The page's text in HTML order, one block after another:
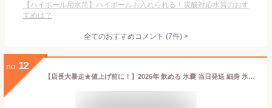
【ハイボール用水筒】ハイボールも入れられる！炭酸対応水筒のおす
すめは？
全てのおすすめコメント (7件) >
no. 12
【店長大暴走★値上げ前に！】2026年 飲める 氷嚢 当日発送 細身 氷のう ボトル ネッククーラー 結露 しない 携帯 用 持ち運び 水筒 魔法瓶構造 氷 保冷 水筒 水筒型 アイスパック ひょうのう 携帯氷のう 携帯氷嚢 子供 暑さ対策グッズ アイス バッグ 持ち歩き